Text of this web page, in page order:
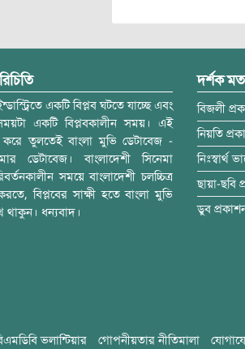
একটি বিপ্লব ঘটতে যাচ্ছে এবং
একটি বিপ্লবকালীন সময়। এই
করে তুলতেই বাংলা মুভি ডেটাবেজ -
ডেটাবেজ। বাংলাদেশী সিনেমা
সময়ে বাংলাদেশী চলচ্চিত্র
বিপ্লবের সাক্ষী হতে বাংলা মুভি
থাকুন। ধন্যবাদ।
দর্শক
বিজলী
নিয়তি
নিঃস্বার্থ
ছায়া-ছবি
ডুব
ভলান্টিয়ার গোপনীয়তার নীতিমালা